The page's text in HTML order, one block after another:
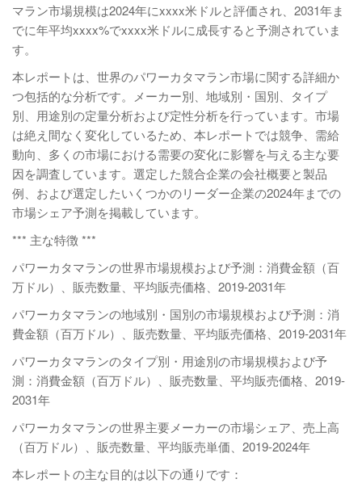
マラン市場規模は2024年にxxxx米ドルと評価され、2031年ま
でに年平均xxxx%でxxxx米ドルに成長すると予測されていま
す。
本レポートは、世界のパワーカタマラン市場に関する詳細か
つ包括的な分析です。メーカー別、地域別・国別、タイプ
別、用途別の定量分析および定性分析を行っています。市場
は絶え間なく変化しているため、本レポートでは競争、需給
動向、多くの市場における需要の変化に影響を与える主な要
因を調査しています。選定した競合企業の会社概要と製品
例、および選定したいくつかのリーダー企業の2024年までの
市場シェア予測を掲載しています。
*** 主な特徴 ***
パワーカタマランの世界市場規模および予測：消費金額（百
万ドル）、販売数量、平均販売価格、2019-2031年
パワーカタマランの地域別・国別の市場規模および予測：消
費金額（百万ドル）、販売数量、平均販売価格、2019-2031年
パワーカタマランのタイプ別・用途別の市場規模および予
測：消費金額（百万ドル）、販売数量、平均販売価格、2019-
2031年
パワーカタマランの世界主要メーカーの市場シェア、売上高
（百万ドル）、販売数量、平均販売単価、2019-2024年
本レポートの主な目的は以下の通りです：